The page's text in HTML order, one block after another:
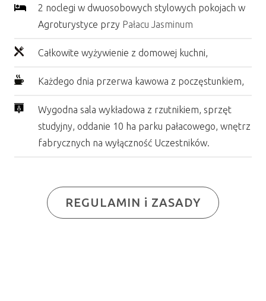
2 noclegi w dwuosobowych stylowych pokojach w
Agroturystyce przy Pałacu Jasminum
Całkowite wyżywienie z domowej kuchni,
Każdego dnia przerwa kawowa z poczęstunkiem,
Wygodna sala wykładowa z rzutnikiem, sprzęt
studyjny, oddanie 10 ha parku pałacowego, wnętrz
fabrycznych na wyłączność Uczestników.
REGULAMIN i ZASADY